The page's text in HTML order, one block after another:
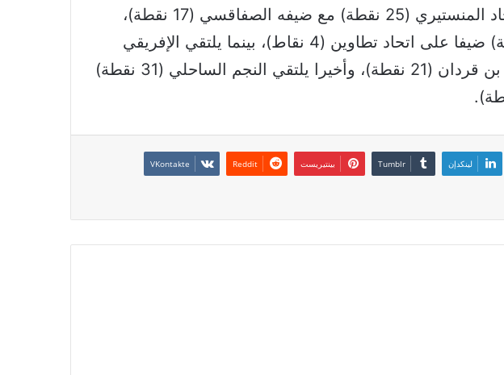
الساحلي، حيث يلتقي الاتحاد المنستيري (25 نقطة) مع ضيفه الصفاقسي (17 نقطة)،
فيما يحل الترجي (25 نقطة) ضيفا على اتحاد تطاوين (4 نقاط)، بينما يلتقي الإفريقي
(24 نقطة) مع ضيفه اتحاد بن قردان (21 نقطة)، وأخيرا يلتقي النجم الساحلي (31 نقطة)
لينكدإن بينتيريست